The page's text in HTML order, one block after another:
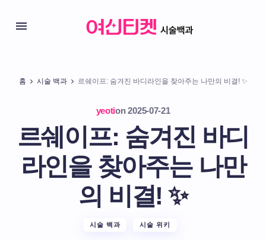
홈 시술 백과 르쉐이프: 숨겨진 바디라인을 찾아주는 나만의 비결! ✨
yeotion 2025-07-21
르쉐이프: 숨겨진 바디
라인을 찾아주는 나만
의 비결! ✨
시술 백과 시술 위키